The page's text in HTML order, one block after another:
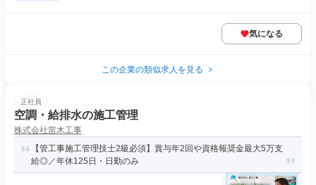
気になる
この企業の類似求人を見る
正社員
空調・給排水の施工管理
株式会社當木工事
【管工事施工管理技士2級必須】賞与年2回や資格報奨金最大5万支
給◎／年休125日・日勤のみ